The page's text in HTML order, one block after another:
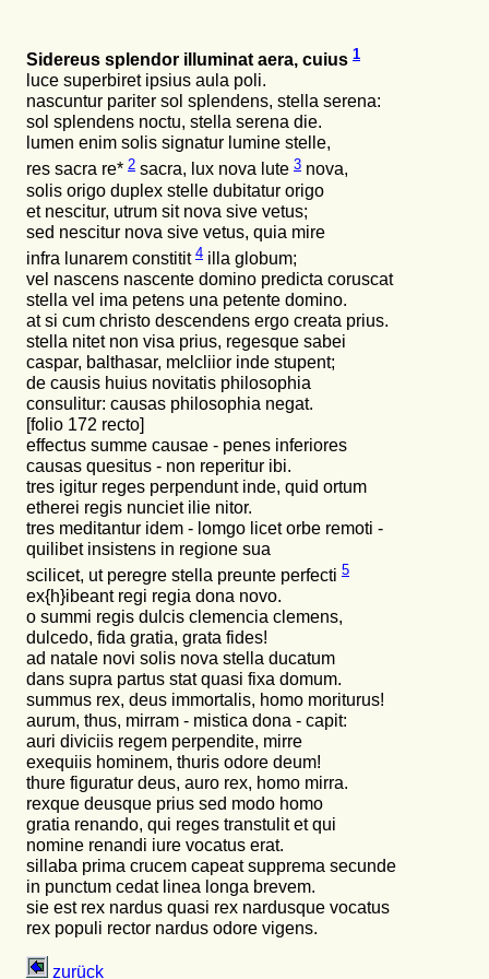
Sidereus splendor illuminat aera, cuius 1
luce superbiret ipsius aula poli.
nascuntur pariter sol splendens, stella serena:
sol splendens noctu, stella serena die.
lumen enim solis signatur lumine stelle,
res sacra re* 2 sacra, lux nova lute 3 nova,
solis origo duplex stelle dubitatur origo
et nescitur, utrum sit nova sive vetus;
sed nescitur nova sive vetus, quia mire
infra lunarem constitit 4 illa globum;
vel nascens nascente domino predicta coruscat
stella vel ima petens una petente domino.
at si cum christo descendens ergo creata prius.
stella nitet non visa prius, regesque sabei
caspar, balthasar, melcliior inde stupent;
de causis huius novitatis philosophia
consulitur: causas philosophia negat.
[folio 172 recto]
effectus summe causae - penes inferiores
causas quesitus - non reperitur ibi.
tres igitur reges perpendunt inde, quid ortum
etherei regis nunciet ilie nitor.
tres meditantur idem - lomgo licet orbe remoti -
quilibet insistens in regione sua
scilicet, ut peregre stella preunte perfecti 5
ex{h}ibeant regi regia dona novo.
o summi regis dulcis clemencia clemens,
dulcedo, fida gratia, grata fides!
ad natale novi solis nova stella ducatum
dans supra partus stat quasi fixa domum.
summus rex, deus immortalis, homo moriturus!
aurum, thus, mirram - mistica dona - capit:
auri diviciis regem perpendite, mirre
exequiis hominem, thuris odore deum!
thure figuratur deus, auro rex, homo mirra.
rexque deusque prius sed modo homo
gratia renando, qui reges transtulit et qui
nomine renandi iure vocatus erat.
sillaba prima crucem capeat supprema secunde
in punctum cedat linea longa brevem.
sie est rex nardus quasi rex nardusque vocatus
rex populi rector nardus odore vigens.
zurück